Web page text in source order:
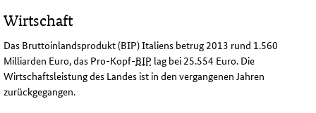
Wirtschaft
Das Bruttoinlandsprodukt (BIP) Italiens betrug 2013 rund 1.560
Milliarden Euro, das Pro-Kopf-BIP lag bei 25.554 Euro. Die
Wirtschaftsleistung des Landes ist in den vergangenen Jahren
zurückgegangen.